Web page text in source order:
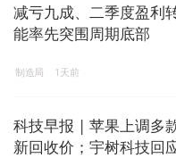
减亏九成、二季度盈利
能率先突围周期底部
制造局 1天前
科技早报 | 苹果上调多
新回收价；宇树科技回